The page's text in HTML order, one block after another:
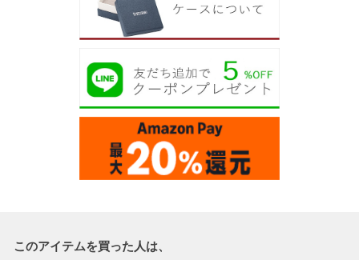
このアイテムを買った人は、